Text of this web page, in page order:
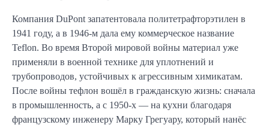
Компания DuPont запатентовала политетрафторэтилен в
1941 году, а в 1946-м дала ему коммерческое название
Teflon. Во время Второй мировой войны материал уже
применяли в военной технике для уплотнений и
трубопроводов, устойчивых к агрессивным химикатам.
После войны тефлон вошёл в гражданскую жизнь: сначала
в промышленность, а с 1950-х — на кухни благодаря
французскому инженеру Марку Грегуару, который нанёс